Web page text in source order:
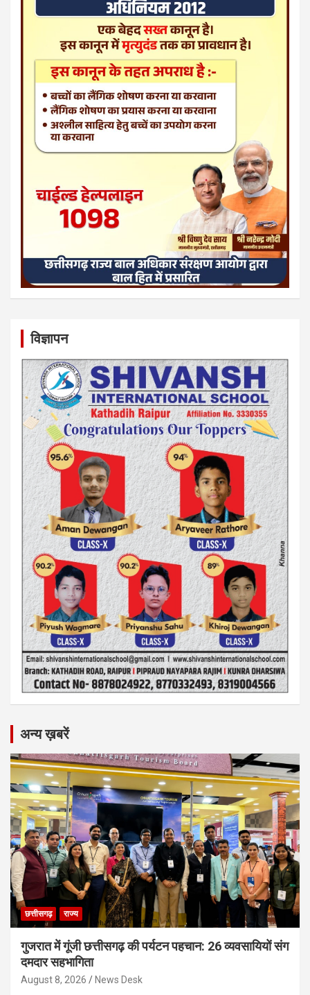
विज्ञापन
अन्य ख़बरें
छत्तीसगढ़ राज्य
गुजरात में गूंजी छत्तीसगढ़ की पर्यटन पहचान: 26 व्यवसायियों संग
दमदार सहभागिता
August 8, 2026 News Desk